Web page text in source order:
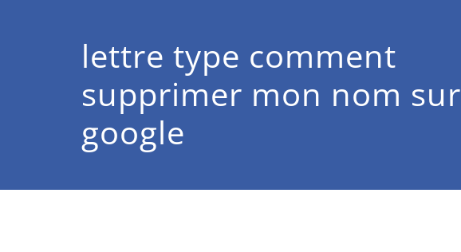
lettre type comment
supprimer mon nom sur
google